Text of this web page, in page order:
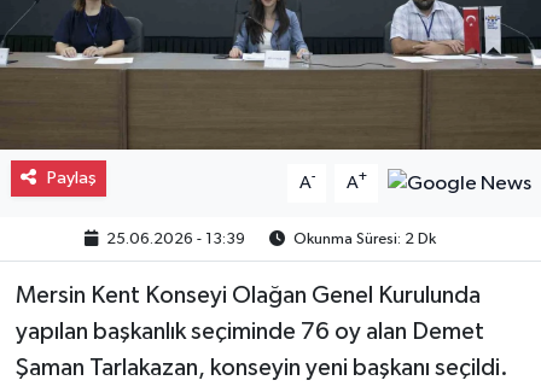
Paylaş A- A+
25.06.2026 - 13:39 Okunma Süresi: 2 Dk
Mersin Kent Konseyi Olağan Genel Kurulunda
yapılan başkanlık seçiminde 76 oy alan Demet
Şaman Tarlakazan, konseyin yeni başkanı seçildi.
Eğitim